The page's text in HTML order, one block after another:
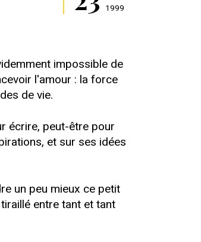
1999
impossible de
l'amour : la force
de vie.
écrire, peut-être pour
et sur ses idées
un peu mieux ce petit
entre tant et tant